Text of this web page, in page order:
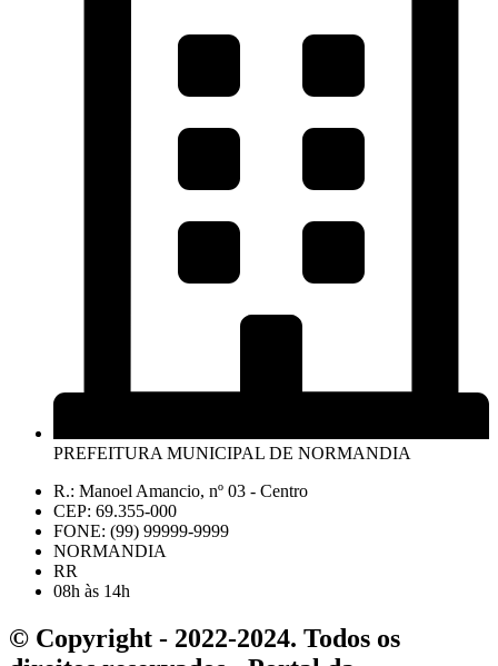
PREFEITURA MUNICIPAL DE NORMANDIA
R.: Manoel Amancio, nº 03 - Centro
CEP: 69.355-000
FONE: (99) 99999-9999
NORMANDIA
RR
08h às 14h
© Copyright - 2022-2024. Todos os